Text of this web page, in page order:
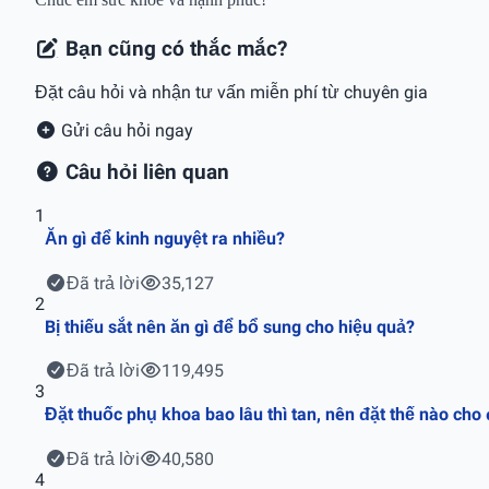
Bạn cũng có thắc mắc?
Đặt câu hỏi và nhận tư vấn miễn phí từ chuyên gia
Gửi câu hỏi ngay
Câu hỏi liên quan
1
Ăn gì để kinh nguyệt ra nhiều?
Đã trả lời
35,127
2
Bị thiếu sắt nên ăn gì để bổ sung cho hiệu quả?
Đã trả lời
119,495
3
Đặt thuốc phụ khoa bao lâu thì tan, nên đặt thế nào cho
Đã trả lời
40,580
4